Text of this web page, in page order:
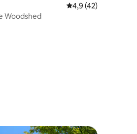
4,86 uit 5, 42 recensies
Gemiddelde
4,9 (42)
Woodshed